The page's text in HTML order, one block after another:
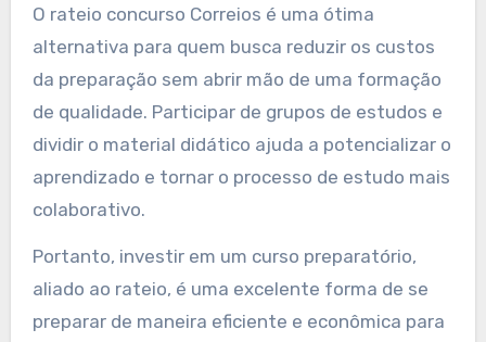
O rateio concurso Correios é uma ótima
alternativa para quem busca reduzir os custos
da preparação sem abrir mão de uma formação
de qualidade. Participar de grupos de estudos e
dividir o material didático ajuda a potencializar o
aprendizado e tornar o processo de estudo mais
colaborativo.
Portanto, investir em um curso preparatório,
aliado ao rateio, é uma excelente forma de se
preparar de maneira eficiente e econômica para